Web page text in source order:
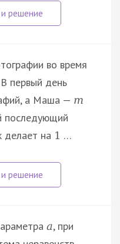
во время
первый день
а Маша — m
последующий
делает на 1 …
a, при